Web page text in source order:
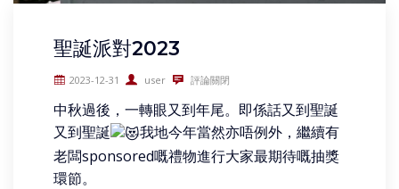
聖誕派對2023
2023-12-31 user 評論關閉
中秋過後，一轉眼又到年尾。即係話又到聖誕
又到聖誕
我地今年當然亦唔例外，繼續有
老闆sponsored嘅禮物進行大家最期待嘅抽獎
環節。